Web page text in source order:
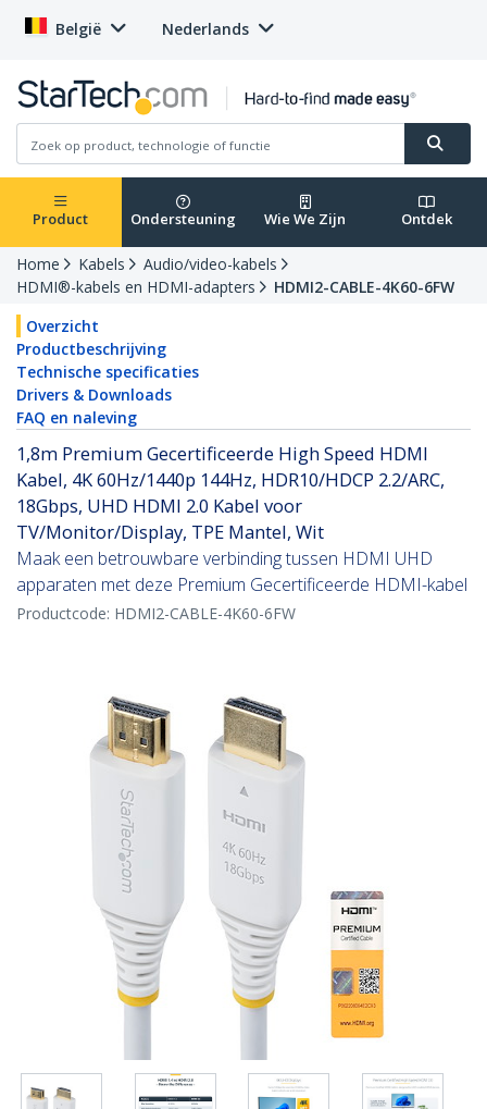
België Nederlands
Product Ondersteuning Wie We Zijn Ontdek
Home Kabels
Audio/video-kabels
HDMI®-kabels en HDMI-adapters
HDMI2-CABLE-4K60-6FW
Overzicht
Productbeschrijving
Technische specificaties
Drivers & Downloads
FAQ en naleving
1,8m Premium Gecertificeerde High Speed HDMI
Kabel, 4K 60Hz/1440p 144Hz, HDR10/HDCP 2.2/ARC,
18Gbps, UHD HDMI 2.0 Kabel voor
TV/Monitor/Display, TPE Mantel, Wit
Maak een betrouwbare verbinding tussen HDMI UHD
apparaten met deze Premium Gecertificeerde HDMI-kabel
Productcode: HDMI2-CABLE-4K60-6FW